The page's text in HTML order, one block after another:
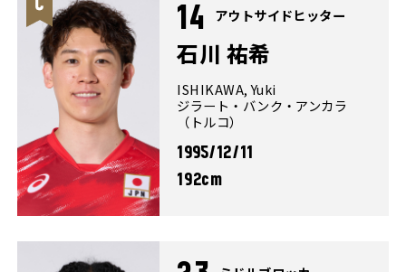
14 アウトサイドヒッター
石川 祐希
ISHIKAWA, Yuki
ジラート・バンク・アンカラ
（トルコ）
1995/12/11
192cm